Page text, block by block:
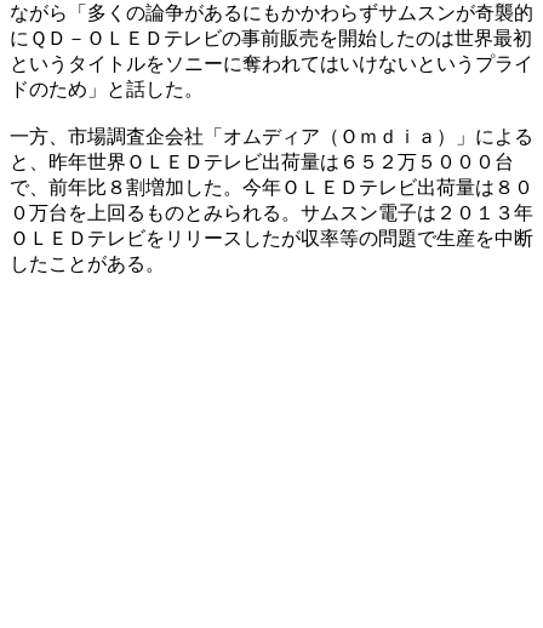
ながら「多くの論争があるにもかかわらずサムスンが奇襲的
にＱＤ－ＯＬＥＤテレビの事前販売を開始したのは世界最初
というタイトルをソニーに奪われてはいけないというプライ
ドのため」と話した。
一方、市場調査企会社「オムディア（Ｏｍｄｉａ）」による
と、昨年世界ＯＬＥＤテレビ出荷量は６５２万５０００台
で、前年比８割増加した。今年ＯＬＥＤテレビ出荷量は８０
０万台を上回るものとみられる。サムスン電子は２０１３年
ＯＬＥＤテレビをリリースしたが収率等の問題で生産を中断
したことがある。